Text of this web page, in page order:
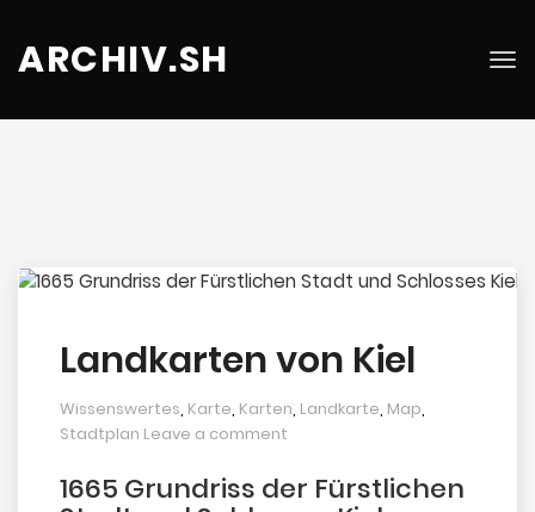
ARCHIV.SH
Landkarten von Kiel
Wissenswertes, Karte, Karten, Landkarte, Map,
Stadtplan Leave a comment
1665 Grundriss der Fürstlichen